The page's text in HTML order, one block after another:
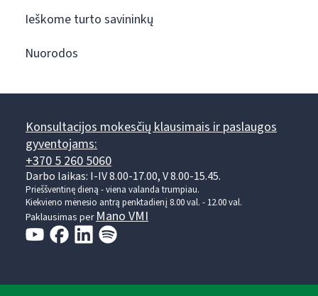
Ieškome turto savininkų
Nuorodos
Konsultacijos mokesčių klausimais ir paslaugos
gyventojams:
+370 5 260 5060
Darbo laikas: I-IV 8.00-17.00, V 8.00-15.45.
Prieššventinę dieną - viena valanda trumpiau.
Kiekvieno mėnesio antrą penktadienį 8.00 val. - 12.00 val.
Paklausimas perMano VMI